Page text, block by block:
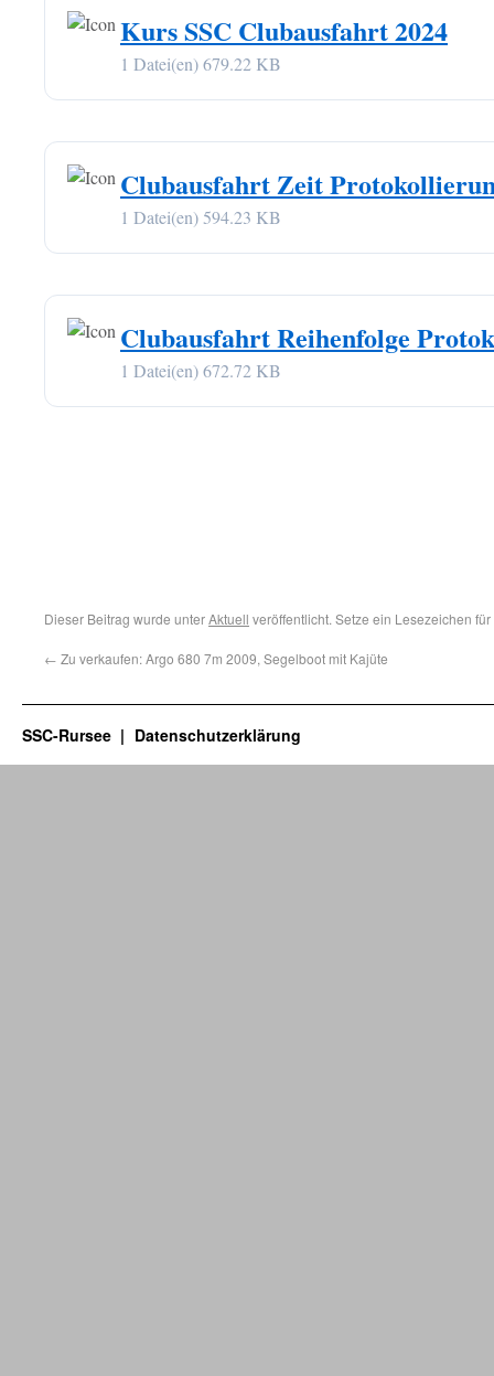
Kurs SSC Clubausfahrt 2024
1 Datei(en)679.22 KB
Clubausfahrt Zeit
1 Datei(en) 594.23 KB
Clubausfahrt Reihenfolge
1 Datei(en)672.72 KB
Dieser Beitrag wurde unterAktuell veröffentlicht. Setze ein Lesezeichen
← Zu verkaufen: Argo 680 7m 2009, Segelboot mit Kajüte
SSC-Rursee Datenschutzerklärung